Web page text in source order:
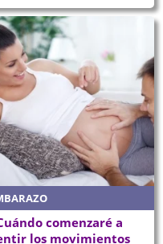
comenzaré a
los movimientos